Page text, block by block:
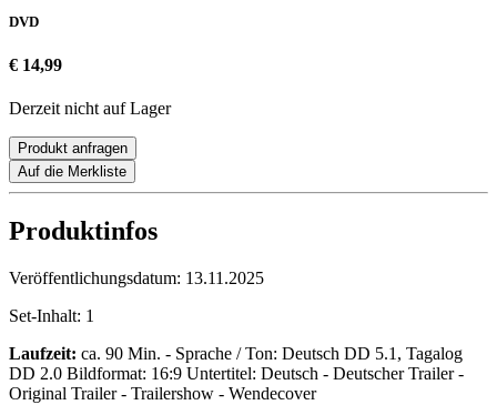
DVD
€ 14,99
Derzeit nicht auf Lager
Produkt anfragen
Auf die Merkliste
Produktinfos
Veröffentlichungsdatum: 13.11.2025
Set-Inhalt: 1
Laufzeit: ca. 90 Min. - Sprache / Ton: Deutsch DD 5.1, Tagalog
DD 2.0 Bildformat: 16:9 Untertitel: Deutsch - Deutscher Trailer -
Original Trailer - Trailershow - Wendecover